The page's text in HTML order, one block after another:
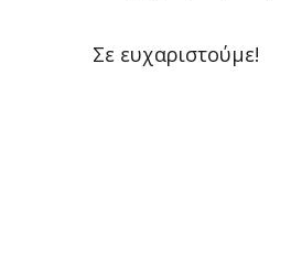
Σε ευχαριστούμε!